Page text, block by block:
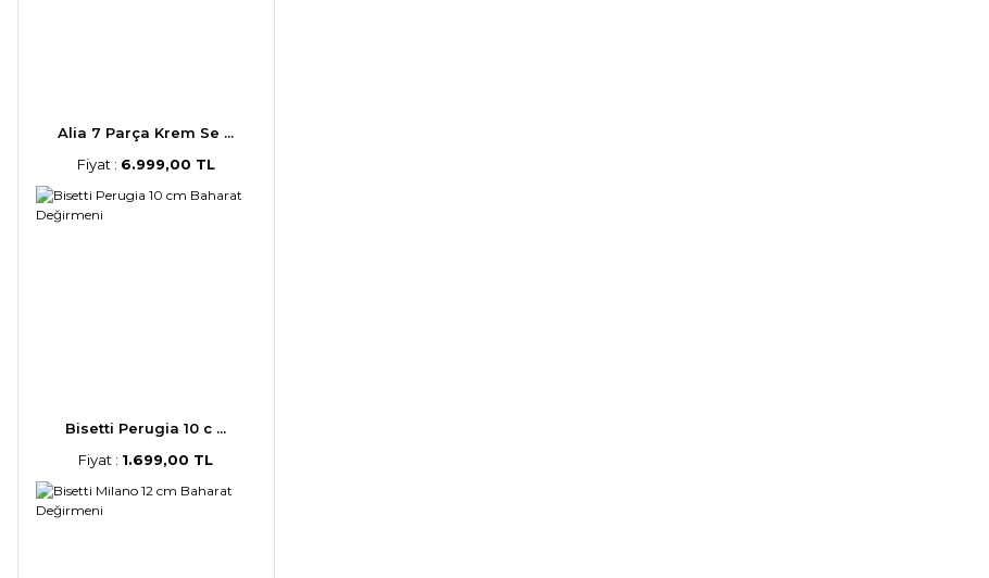
Alia 7 Parça Krem Se ...
Fiyat : 6.999,00 TL
Bisetti Perugia 10 c ...
Fiyat : 1.699,00 TL